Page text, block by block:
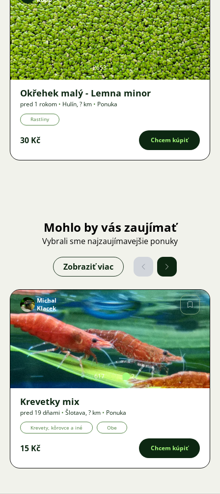
Obrázok
2653 1
Okřehek malý - Lemna minor
pred 1 rokom • Hulín,? km • Ponuka
Rastliny
30 Kč Chcem kúpiť
Mohlo by vás zaujímať
Vybrali sme najzaujímavejšie ponuky
Zobraziť viac
Obrázok
Michal
Klacek
617 2
Krevetky mix
pred 19 dňami • Šlotava,? km • Ponuka
Krevety, kôrovce a iné Obe
15 Kč Chcem kúpiť